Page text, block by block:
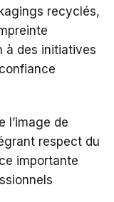
recyclés,
à des initiatives
l’image de
respect du
importante